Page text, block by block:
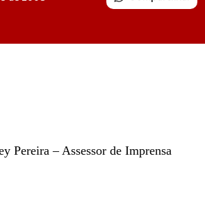
Pereira – Assessor de Imprensa